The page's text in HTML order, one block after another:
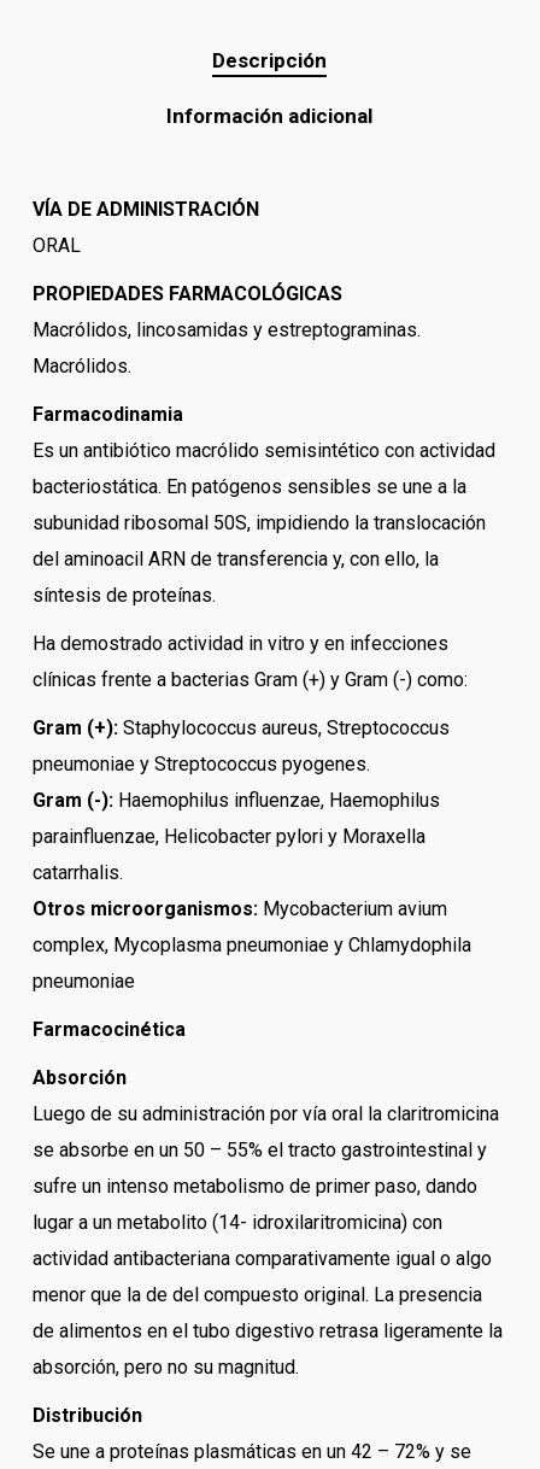
Descripción
Información adicional
VÍA DE ADMINISTRACIÓN
ORAL
PROPIEDADES FARMACOLÓGICAS
Macrólidos, lincosamidas y estreptograminas.
Macrólidos.
Farmacodinamia
Es un antibiótico macrólido semisintético con actividad
bacteriostática. En patógenos sensibles se une a la
subunidad ribosomal 50S, impidiendo la translocación
del aminoacil ARN de transferencia y, con ello, la
síntesis de proteínas.
Ha demostrado actividad in vitro y en infecciones
clínicas frente a bacterias Gram (+) y Gram (-) como:
Gram (+):Staphylococcus aureus, Streptococcus
pneumoniae y Streptococcus pyogenes.
Gram (-):Haemophilus influenzae, Haemophilus
parainfluenzae, Helicobacter pylori y Moraxella
catarrhalis.
Otros microorganismos:Mycobacterium avium
complex, Mycoplasma pneumoniae y Chlamydophila
pneumoniae
Farmacocinética
Absorción
Luego de su administración por vía oral la claritromicina
se absorbe en un 50 – 55% el tracto gastrointestinal y
sufre un intenso metabolismo de primer paso, dando
lugar a un metabolito (14- idroxilaritromicina) con
actividad antibacteriana comparativamente igual o algo
menor que la de del compuesto original. La presencia
de alimentos en el tubo digestivo retrasa ligeramente la
absorción, pero no su magnitud.
Distribución
Se une a proteínas plasmáticas en un 42 – 72% y se